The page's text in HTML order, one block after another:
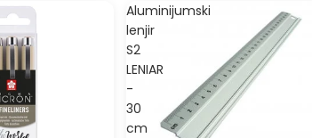
Aluminijumski
lenjir
S2
LENIAR
-
30
cm